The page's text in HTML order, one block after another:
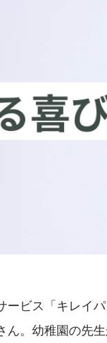
ビス「キレイ
。幼稚園の先